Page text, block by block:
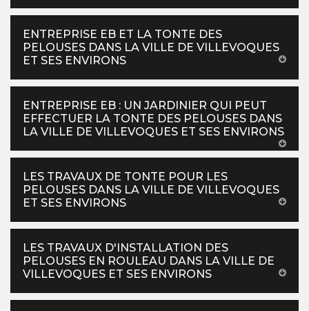
ENTREPRISE EB ET LA TONTE DES
PELOUSES DANS LA VILLE DE VILLEVOQUES
ET SES ENVIRONS
ENTREPRISE EB : UN JARDINIER QUI PEUT
EFFECTUER LA TONTE DES PELOUSES DANS
LA VILLE DE VILLEVOQUES ET SES ENVIRONS
LES TRAVAUX DE TONTE POUR LES
PELOUSES DANS LA VILLE DE VILLEVOQUES
ET SES ENVIRONS
LES TRAVAUX D'INSTALLATION DES
PELOUSES EN ROULEAU DANS LA VILLE DE
VILLEVOQUES ET SES ENVIRONS